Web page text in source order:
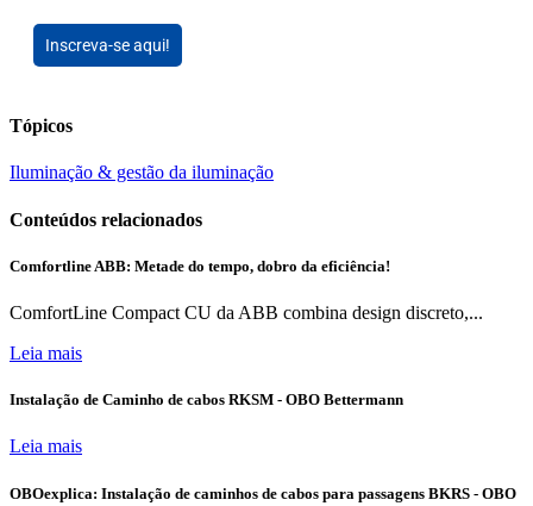
Inscreva-se aqui!
Tópicos
Iluminação & gestão da iluminação
Conteúdos relacionados
Comfortline ABB: Metade do tempo, dobro da eficiência!
ComfortLine Compact CU da ABB combina design discreto,...
Leia mais
Instalação de Caminho de cabos RKSM - OBO Bettermann
Leia mais
OBOexplica: Instalação de caminhos de cabos para passagens BKRS - OBO